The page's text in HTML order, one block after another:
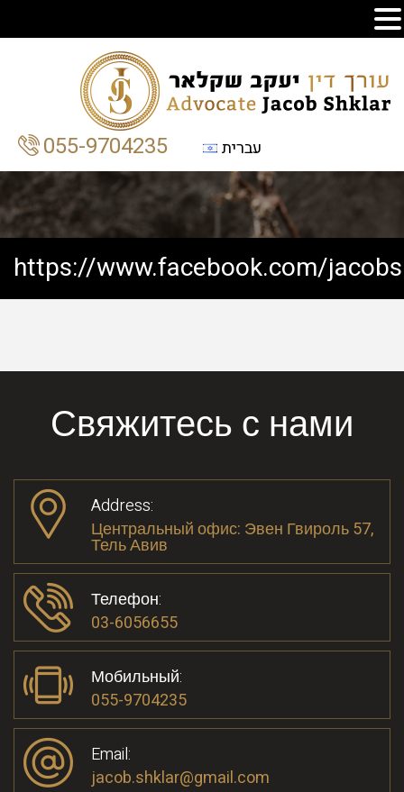
055-9704235 עברית
https://www.facebook.com/
Свяжитесь с нами
Address:
Центральный офис: Эвен Гвироль 57,
Тель Авив
Телефон:
03-6056655
Мобильный:
055-9704235
Email:
jacob.shklar@gmail.com